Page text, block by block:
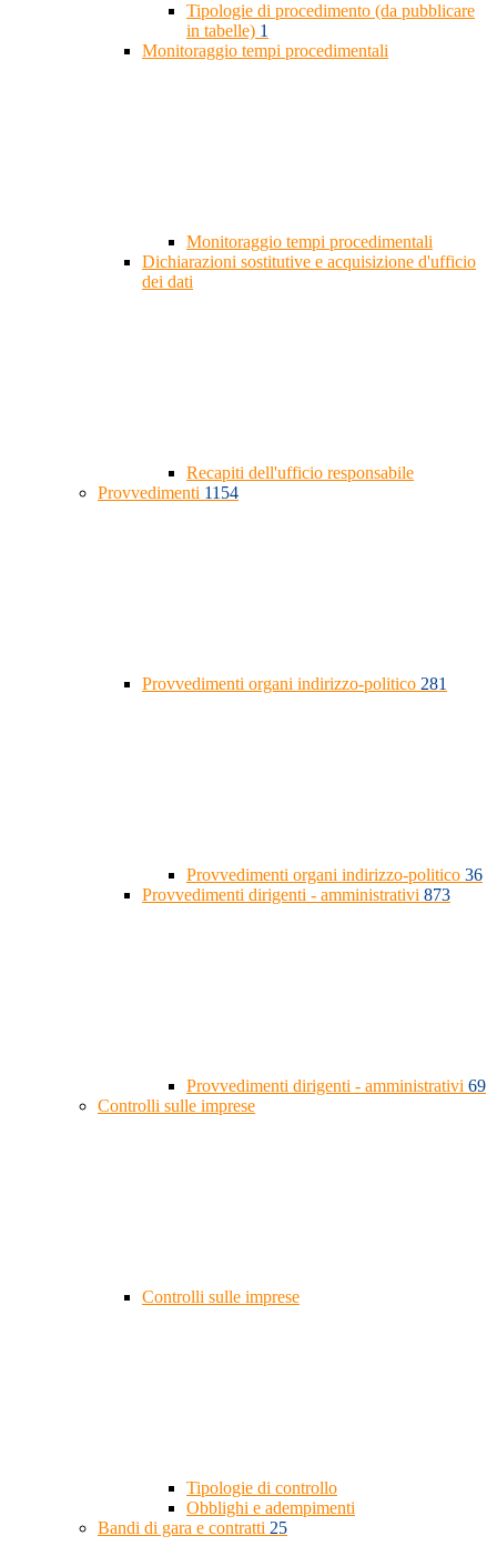
Tipologie di procedimento (da pubblicare
in tabelle) 1
Monitoraggio tempi procedimentali
Monitoraggio tempi procedimentali
Dichiarazioni sostitutive e acquisizione d'ufficio
dei dati
Recapiti dell'ufficio responsabile
Provvedimenti 1154
Provvedimenti organi indirizzo-politico 281
Provvedimenti organi indirizzo-politico 36
Provvedimenti dirigenti - amministrativi 873
Provvedimenti dirigenti - amministrativi 69
Controlli sulle imprese
Controlli sulle imprese
Tipologie di controllo
Obblighi e adempimenti
Bandi di gara e contratti 25